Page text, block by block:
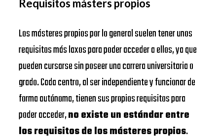
Requisitos másters propios
Los másteres propios por lo general suelen tener unos
requisitos más laxos para poder acceder a ellos, ya que
pueden cursarse sin poseer una carrera universitaria o
grado. Cada centro, al ser independiente y funcionar de
forma autónoma, tienen sus propios requisitos para
poder acceder,no existe un estándar entre
los requisitos de los másteres propios.